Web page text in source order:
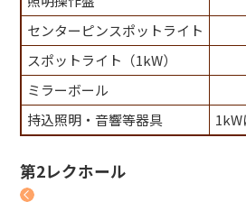
センターピンスポットライト
スポットライト（1kW）
ミラーボール
持込照明・音響等器具
第2レクホール